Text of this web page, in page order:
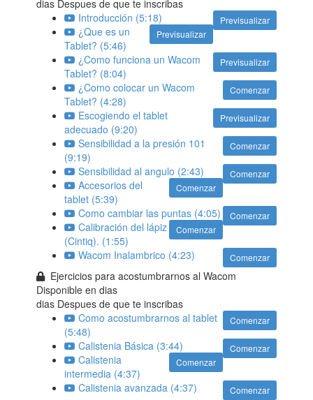
dias Despues de que te inscribas
Previsualizar
Introducción (5:18)
Previsualizar
¿Que es un
Tablet? (5:46)
Previsualizar
¿Como funciona un Wacom
Tablet? (8:04)
Comenzar
¿Como colocar un Wacom
Tablet? (4:28)
Previsualizar
Escogiendo el tablet
adecuado (9:20)
Comenzar
Sensibilidad a la presión 101
(9:19)
Comenzar
Sensibilidad al angulo (2:43)
Comenzar
Accesorios del
tablet (5:39)
Comenzar
Como cambiar las puntas (4:05)
Comenzar
Calibración del lápiz
(Cintiq). (1:55)
Comenzar
Wacom Inalambrico (4:23)
Ejercicios para acostumbrarnos al Wacom
Disponible endias
dias Despues de que te inscribas
Comenzar
Como acostumbrarnos al tablet
(5:48)
Comenzar
Calistenia Básica (3:44)
Comenzar
Calistenia
intermedia (4:37)
Comenzar
Calistenia avanzada (4:37)